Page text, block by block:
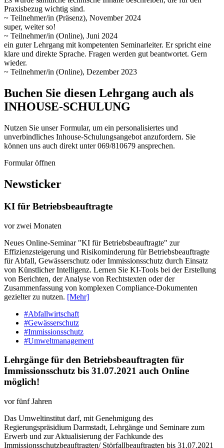
Praxisbezug wichtig sind.
~ Teilnehmer/in (Präsenz), November 2024
super, weiter so!
~ Teilnehmer/in (Online), Juni 2024
ein guter Lehrgang mit kompetenten Seminarleiter. Er spricht eine
klare und direkte Sprache. Fragen werden gut beantwortet. Gern
wieder.
~ Teilnehmer/in (Online), Dezember 2023
Buchen Sie diesen Lehrgang auch als
INHOUSE-SCHULUNG
Nutzen Sie unser Formular, um ein personalisiertes und
unverbindliches Inhouse-Schulungs­angebot anzufordern. Sie
können uns auch direkt unter 069/810679 ansprechen.
Formular öffnen
Newsticker
KI für Betriebsbeauftragte
vor zwei Monaten
Neues Online-Seminar "KI für Betriebsbeauftragte" zur
Effizienzsteigerung und Risikominderung für Betriebsbeauftragte
für Abfall, Gewässerschutz oder Immissionsschutz durch Einsatz
von Künstlicher Intelligenz. Lernen Sie KI-Tools bei der Erstellung
von Berichten, der Analyse von Rechtstexten oder der
Zusammenfassung von komplexen Compliance-Dokumenten
gezielter zu nutzen. [Mehr]
#Abfallwirtschaft
#Gewässerschutz
#Immissionsschutz
#Umweltmanagement
Lehrgänge für den Betriebsbeauftragten für
Immissionsschutz bis 31.07.2021 auch Online
möglich!
vor fünf Jahren
Das Umweltinstitut darf, mit Genehmigung des
Regierungspräsidium Darmstadt, Lehrgänge und Seminare zum
Erwerb und zur Aktualisierung der Fachkunde des
Immissionsschutzbeauftragten/ Störfallbeauftragten bis 31.07.2021